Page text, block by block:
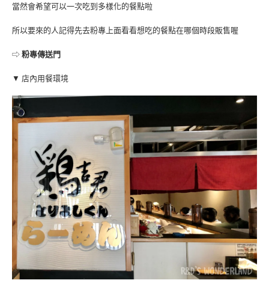
當然會希望可以一次吃到多樣化的餐點啦
所以要來的人記得先去粉專上面看看想吃的餐點在哪個時段販售喔
⇨粉專傳送門
▼ 店內用餐環境